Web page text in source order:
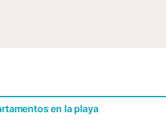
de tren y el transporte
en la playa